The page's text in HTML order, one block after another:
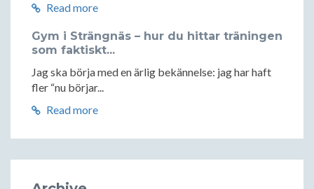
Read more
Gym i Strängnäs – hur du hittar träningen
som faktiskt...
Jag ska börja med en ärlig bekännelse: jag har haft
fler “nu börjar...
Read more